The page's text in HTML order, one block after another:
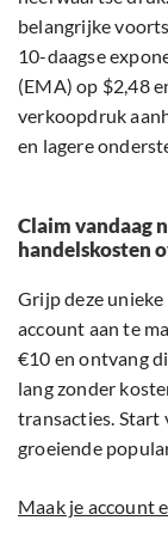
belangrijke
10-daagse
(EMA) op $2,48
verkoopdruk
en lagere
Claim vandaag
handelskosten
Grijp deze
account aan te
€10 en ontvang
lang zonder
transacties. Start
groeiende
Maak je account